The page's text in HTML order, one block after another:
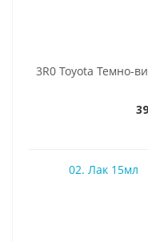
3R0 Toyota Темно-
02. Лак 15мл